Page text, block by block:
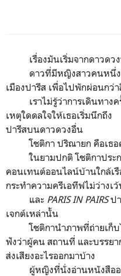
เรื่องมันเริ่มจากดาวดว
ดาวที่มีหญิงสาวคนหนึ่งเดิ
เมืองปารีส เพื่อไปพักผ่อนกว่
เราไม่รู้ว่าการเดินทางค
เหตุใดดลใจให้เธอเริ่มนึกถึง
ปารีสบนดาวดวงอื่น
โชติกา ปริณายก คือเธอ
ในยามปกติ โชติกาประก
คอนเทนต์ออนไลน์บ้านใกล้เ
กระทำความครีเอทีฟไม่ว่างเ
และ PARIS IN PAIRSป
เจกต์เหล่านั้น
โชติกานำภาพที่ถ่ายเก็บไ
ฟังว่าผู้คน สถานที่ และบรรย
ส่งเสียงอะไรออกมาบ้าง
ผู้หญิงที่นั่งอ่านหนังสืออยู่